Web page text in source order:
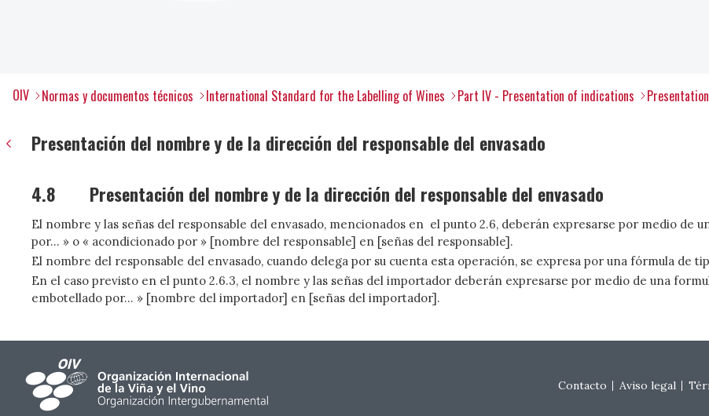
OIV Normas y documentos técnicos International Standard for the Labelling of Wines Part IV - Presentation of indications
Presentación del nombre y de la dirección del responsable del envasado
4.8 Presentación del nombre y de la dirección del responsable del envasado
El nombre y las señas del responsable del envasado, mencionados en el punto 2.6, deberán expresarse por medio de
por... » o « acondicionado por » [nombre del responsable] en [señas del responsable].
El nombre del responsable del envasado, cuando delega por su cuenta esta operación, se expresa por una fórmula de
En el caso previsto en el punto 2.6.3, el nombre y las señas del importador deberán expresarse por medio de una
embotellado por... » [nombre del importador] en [señas del importador].
Footer menu
Contacto Aviso legal